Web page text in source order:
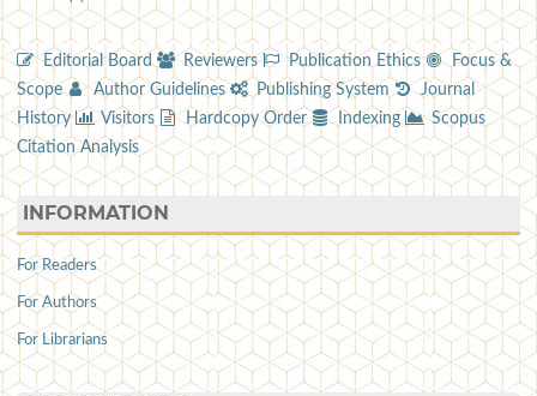
Editorial Board Reviewers Publication Ethics
Focus &
Scope
Author Guidelines Publishing System
Journal
History
Visitors Hardcopy Order Indexing
Scopus
Citation Analysis
INFORMATION
For Readers
For Authors
For Librarians